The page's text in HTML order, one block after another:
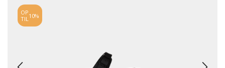
OP
TIL10%